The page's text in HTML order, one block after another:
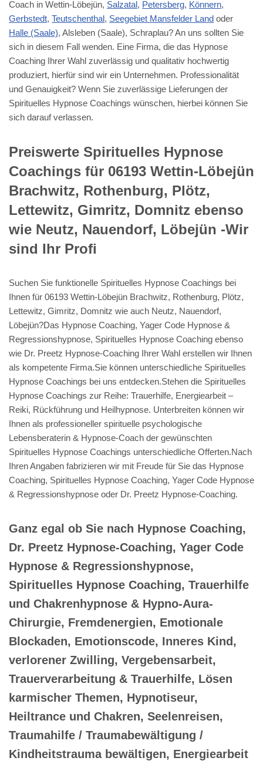
Coach in Wettin-Löbejün, Salzatal, Petersberg, Könnern,
Gerbstedt, Teutschenthal, Seegebiet Mansfelder Land oder
Halle (Saale), Alsleben (Saale), Schraplau? An uns sollten Sie
sich in diesem Fall wenden. Eine Firma, die das Hypnose
Coaching Ihrer Wahl zuverlässig und qualitativ hochwertig
produziert, hierfür sind wir ein Unternehmen. Professionalität
und Genauigkeit? Wenn Sie zuverlässige Lieferungen der
Spirituelles Hypnose Coachings wünschen, hierbei können Sie
sich darauf verlassen.
Preiswerte Spirituelles Hypnose
Coachings für 06193 Wettin-Löbejün
Brachwitz, Rothenburg, Plötz,
Lettewitz, Gimritz, Domnitz ebenso
wie Neutz, Nauendorf, Löbejün -Wir
sind Ihr Profi
Suchen Sie funktionelle Spirituelles Hypnose Coachings bei
Ihnen für 06193 Wettin-Löbejün Brachwitz, Rothenburg, Plötz,
Lettewitz, Gimritz, Domnitz wie auch Neutz, Nauendorf,
Löbejün?Das Hypnose Coaching, Yager Code Hypnose &
Regressionshypnose, Spirituelles Hypnose Coaching ebenso
wie Dr. Preetz Hypnose-Coaching Ihrer Wahl erstellen wir Ihnen
als kompetente Firma.Sie können unterschiedliche Spirituelles
Hypnose Coachings bei uns entdecken.Stehen die Spirituelles
Hypnose Coachings zur Reihe: Trauerhilfe, Energiearbeit –
Reiki, Rückführung und Heilhypnose. Unterbreiten können wir
Ihnen als professioneller spirituelle psychologische
Lebensberaterin & Hypnose-Coach der gewünschten
Spirituelles Hypnose Coachings unterschiedliche Offerten.Nach
Ihren Angaben fabrizieren wir mit Freude für Sie das Hypnose
Coaching, Spirituelles Hypnose Coaching, Yager Code Hypnose
& Regressionshypnose oder Dr. Preetz Hypnose-Coaching.
Ganz egal ob Sie nach Hypnose Coaching,
Dr. Preetz Hypnose-Coaching, Yager Code
Hypnose & Regressionshypnose,
Spirituelles Hypnose Coaching, Trauerhilfe
und Chakrenhypnose & Hypno-Aura-
Chirurgie, Fremdenergien, Emotionale
Blockaden, Emotionscode, Inneres Kind,
verlorener Zwilling, Vergebensarbeit,
Trauerverarbeitung & Trauerhilfe, Lösen
karmischer Themen, Hypnotiseur,
Heiltrance und Chakren, Seelenreisen,
Traumahilfe / Traumabewältigung /
Kindheitstrauma bewältigen, Energiearbeit